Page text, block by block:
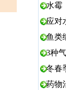
水霉
应对
鱼类
3种
冬春
药物